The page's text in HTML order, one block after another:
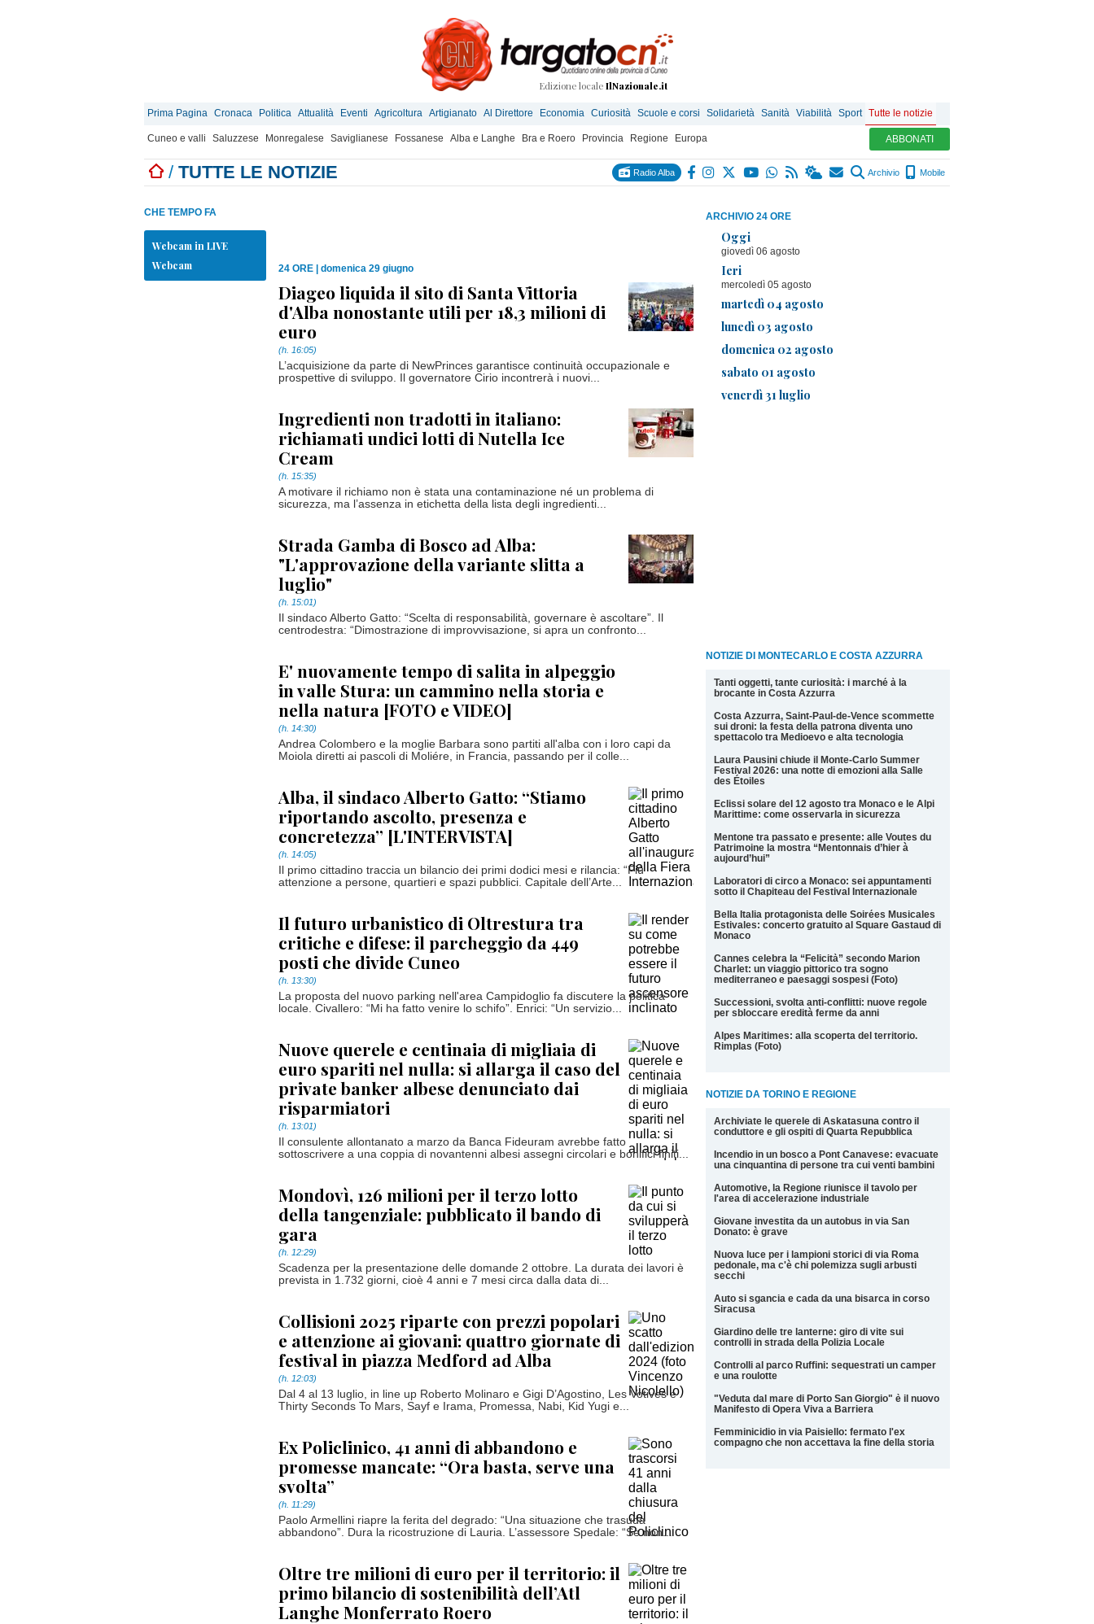
Edizione locale IlNazionale.it
Prima Pagina Cronaca Politica Attualità Eventi Agricoltura Artigianato Al Direttore Economia Curiosità Scuole e corsi Solidarietà Sanità Viabilità Sport Tutte le notizie
Cuneo e valli Saluzzese Monregalese Saviglianese Fossanese Alba e Langhe Bra e Roero Provincia Regione Europa ABBONATI
/ TUTTE LE NOTIZIE Radio Alba Archivio Mobile
ARCHIVIO 24 ORE
Oggi
giovedì 06 agosto
Ieri
mercoledì 05 agosto
martedì 04 agosto
lunedì 03 agosto
domenica 02 agosto
sabato 01 agosto
venerdì 31 luglio
NOTIZIE DI MONTECARLO E COSTA AZZURRA
Tanti oggetti, tante curiosità: i marché à la
brocante in Costa Azzurra
Costa Azzurra, Saint-Paul-de-Vence scommette
sui droni: la festa della patrona diventa uno
spettacolo tra Medioevo e alta tecnologia
Laura Pausini chiude il Monte-Carlo Summer
Festival 2026: una notte di emozioni alla Salle
des Étoiles
Eclissi solare del 12 agosto tra Monaco e le Alpi
Marittime: come osservarla in sicurezza
Mentone tra passato e presente: alle Voutes du
Patrimoine la mostra “Mentonnais d’hier à
aujourd’hui”
Laboratori di circo a Monaco: sei appuntamenti
sotto il Chapiteau del Festival Internazionale
Bella Italia protagonista delle Soirées Musicales
Estivales: concerto gratuito al Square Gastaud di
Monaco
Cannes celebra la “Felicità” secondo Marion
Charlet: un viaggio pittorico tra sogno
mediterraneo e paesaggi sospesi (Foto)
Successioni, svolta anti-conflitti: nuove regole
per sbloccare eredità ferme da anni
Alpes Maritimes: alla scoperta del territorio.
Rimplas (Foto)
NOTIZIE DA TORINO E REGIONE
Archiviate le querele di Askatasuna contro il
conduttore e gli ospiti di Quarta Repubblica
Incendio in un bosco a Pont Canavese: evacuate
una cinquantina di persone tra cui venti bambini
Automotive, la Regione riunisce il tavolo per
l'area di accelerazione industriale
Giovane investita da un autobus in via San
Donato: è grave
Nuova luce per i lampioni storici di via Roma
pedonale, ma c'è chi polemizza sugli arbusti
secchi
Auto si sgancia e cada da una bisarca in corso
Siracusa
Giardino delle tre lanterne: giro di vite sui
controlli in strada della Polizia Locale
Controlli al parco Ruffini: sequestrati un camper
e una roulotte
"Veduta dal mare di Porto San Giorgio" è il nuovo
Manifesto di Opera Viva a Barriera
Femminicidio in via Paisiello: fermato l'ex
compagno che non accettava la fine della storia
CHE TEMPO FA
Webcam in LIVE
Webcam
24 ORE domenica 29 giugno
Diageo liquida il sito di Santa Vittoria
d'Alba nonostante utili per 18,3 milioni di
euro
(h. 16:05)
L’acquisizione da parte di NewPrinces garantisce continuità occupazionale e
prospettive di sviluppo. Il governatore Cirio incontrerà i nuovi...
Ingredienti non tradotti in italiano:
richiamati undici lotti di Nutella Ice
Cream
(h. 15:35)
A motivare il richiamo non è stata una contaminazione né un problema di
sicurezza, ma l’assenza in etichetta della lista degli ingredienti...
Strada Gamba di Bosco ad Alba:
"L'approvazione della variante slitta a
luglio"
(h. 15:01)
Il sindaco Alberto Gatto: “Scelta di responsabilità, governare è ascoltare”. Il
centrodestra: “Dimostrazione di improvvisazione, si apra un confronto...
E' nuovamente tempo di salita in alpeggio
in valle Stura: un cammino nella storia e
nella natura [FOTO e VIDEO]
(h. 14:30)
Andrea Colombero e la moglie Barbara sono partiti all'alba con i loro capi da
Moiola diretti ai pascoli di Moliére, in Francia, passando per il colle...
Alba, il sindaco Alberto Gatto: “Stiamo
riportando ascolto, presenza e
concretezza” [L'INTERVISTA]
(h. 14:05)
Il primo cittadino traccia un bilancio dei primi dodici mesi e rilancia: “Più
attenzione a persone, quartieri e spazi pubblici. Capitale dell’Arte...
Il futuro urbanistico di Oltrestura tra
critiche e difese: il parcheggio da 449
posti che divide Cuneo
(h. 13:30)
La proposta del nuovo parking nell'area Campidoglio fa discutere la politica
locale. Civallero: “Mi ha fatto venire lo schifo”. Enrici: “Un servizio...
Nuove querele e centinaia di migliaia di
euro spariti nel nulla: si allarga il caso del
private banker albese denunciato dai
risparmiatori
(h. 13:01)
Il consulente allontanato a marzo da Banca Fideuram avrebbe fatto
sottoscrivere a una coppia di novantenni albesi assegni circolari e bonifici finiti...
Mondovì, 126 milioni per il terzo lotto
della tangenziale: pubblicato il bando di
gara
(h. 12:29)
Scadenza per la presentazione delle domande 2 ottobre. La durata dei lavori è
prevista in 1.732 giorni, cioè 4 anni e 7 mesi circa dalla data di...
Collisioni 2025 riparte con prezzi popolari
e attenzione ai giovani: quattro giornate di
festival in piazza Medford ad Alba
(h. 12:03)
Dal 4 al 13 luglio, in line up Roberto Molinaro e Gigi D’Agostino, Les Votives e
Thirty Seconds To Mars, Sayf e Irama, Promessa, Nabi, Kid Yugi e...
Ex Policlinico, 41 anni di abbandono e
promesse mancate: “Ora basta, serve una
svolta”
(h. 11:29)
Paolo Armellini riapre la ferita del degrado: “Una situazione che trasuda
abbandono”. Dura la ricostruzione di Lauria. L’assessore Spedale: “Se non...
Oltre tre milioni di euro per il territorio: il
primo bilancio di sostenibilità dell’Atl
Langhe Monferrato Roero